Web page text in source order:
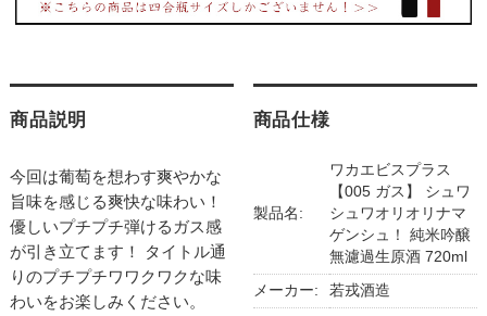
商品説明
今回は葡萄を想わす爽やかな
旨味を感じる爽快な味わい！
優しいプチプチ弾けるガス感
が引き立てます！ タイトル通
りのプチプチワワクワクな味
わいをお楽しみください。
商品仕様
製品名:
ワカエビスプラス
【005 ガス】 シュワ
シュワオリオリナマ
ゲンシュ！ 純米吟醸
無濾過生原酒 720ml
メーカー: 若戎酒造